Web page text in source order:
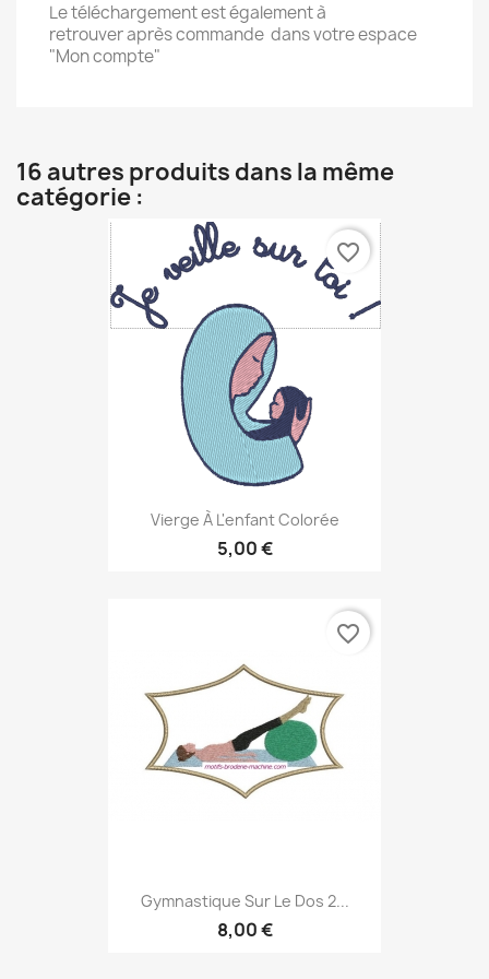
Le téléchargement est également à
retrouver après commande dans votre espace
"Mon compte"
16 autres produits dans la même
catégorie :
Vierge À L'enfant Colorée
5,00 €
favorite_border
Gymnastique Sur Le Dos 2...
8,00 €
favorite_border